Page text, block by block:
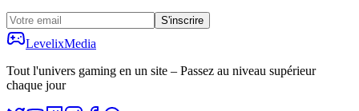
S'inscrire
LevelixMedia
Tout l'univers gaming en un site – Passez au niveau supérieur
chaque jour